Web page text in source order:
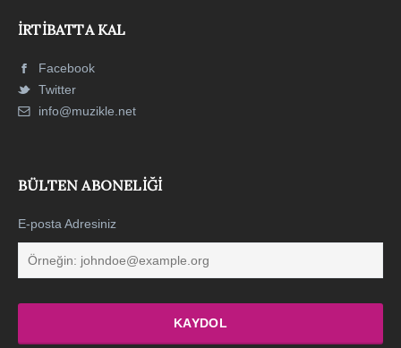
İRTIBATTA KAL
Facebook
Twitter
info@muzikle.net
BÜLTEN ABONELIĞI
E-posta Adresiniz